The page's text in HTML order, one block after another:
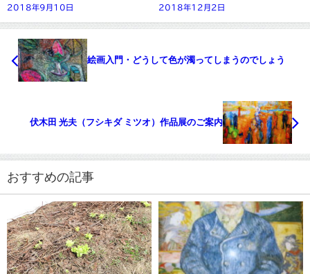
2018年9月10日 2018年12月2日
絵画入門・どうして色が濁ってしまうのでしょう
伏木田 光夫（フシキダ ミツオ）作品展のご案内
おすすめの記事